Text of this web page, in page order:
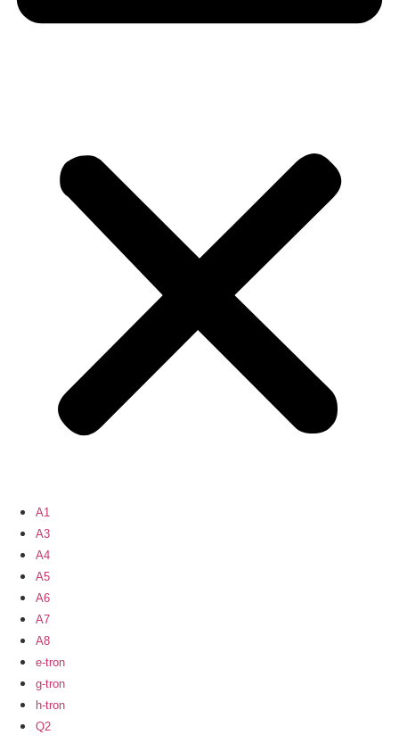
A1
A3
A4
A5
A6
A7
A8
e-tron
g-tron
h-tron
Q2